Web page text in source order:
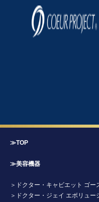
≫TOP
≫美容機器
＞ドクター・キャビエット ゴー
＞ドクター・ジェイ エボリュー